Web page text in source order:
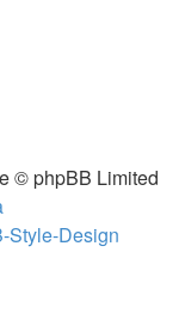
© phpBB Limited
Style-Design